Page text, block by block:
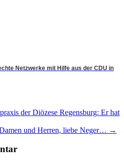
Netzwerke mit Hilfe aus der CDU in
der Diözese Regensburg: Er hat
und Herren, liebe Neger… →